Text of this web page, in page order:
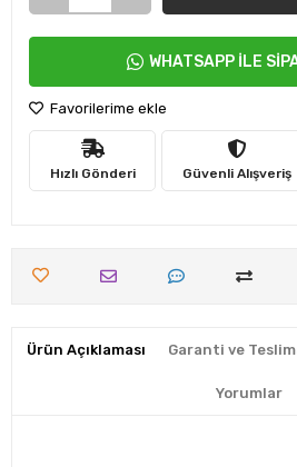
WHATSAPP İLE
Favorilerime ekle
Hızlı Gönderi Güvenli Alışveriş
Ürün Açıklaması Garanti ve
Yorumlar